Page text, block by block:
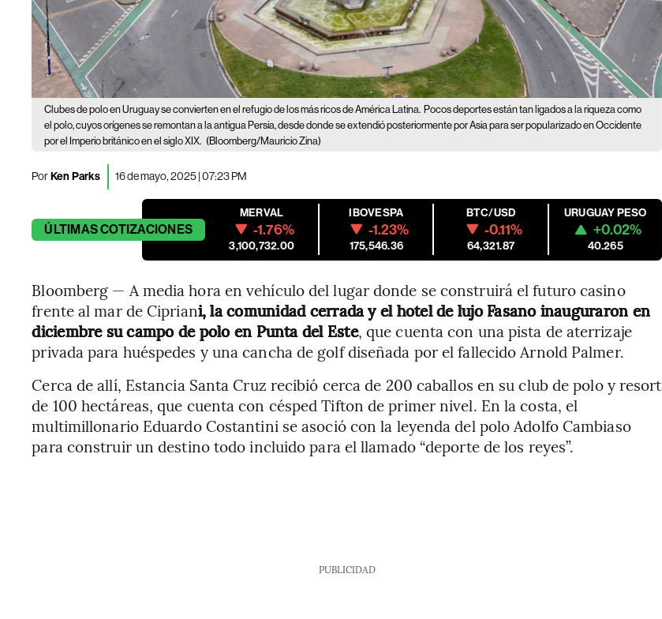
Clubes de polo en Uruguay se convierten en el refugio de los más ricos de América Latina. Pocos deportes están tan ligados a la riqueza como
el polo, cuyos orígenes se remontan a la antigua Persia, desde donde se extendió posteriormente por Asia para ser popularizado en Occidente
por el Imperio británico en el siglo XIX. (Bloomberg/Mauricio Zina)
PorKen Parks 16 de mayo, 2025 | 07:23 PM
ÚLTIMASCOTIZACIONES
MERVAL
-1.76%
3,100,732.00
IBOVESPA
-1.23%
175,546.36
BTC/USD
-0.11%
64,321.87
URUGUAY PESO
+0.02%
40.265
Bloomberg — A media hora en vehículo del lugar donde se construirá el futuro casino
frente al mar de Cipriani, la comunidad cerrada y el hotel de lujo Fasano inauguraron en
diciembre su campo de polo en Punta del Este, que cuenta con una pista de aterrizaje
privada para huéspedes y una cancha de golf diseñada por el fallecido Arnold Palmer.
Cerca de allí, Estancia Santa Cruz recibió cerca de 200 caballos en su club de polo y resort
de 100 hectáreas, que cuenta con césped Tifton de primer nivel. En la costa, el
multimillonario Eduardo Costantini se asoció con la leyenda del polo Adolfo Cambiaso
para construir un destino todo incluido para el llamado “deporte de los reyes”.
PUBLICIDAD